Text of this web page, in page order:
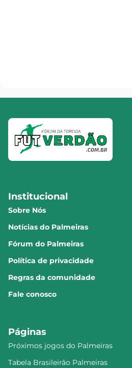
Institucional
Sobre Nós
Notícias do Palmeiras
Fórum do Palmeiras
Política de privacidade
Regras da comunidade
Fale conosco
Páginas
Próximos jogos do Palmeiras
Tabela Brasileirão Palmeiras